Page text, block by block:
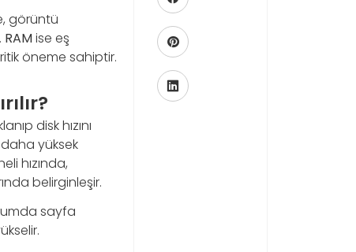
görüntü
RAMise eş
öneme sahiptir.
disk hızını
yüksek
hızında,
belirginleşir.
sayfa